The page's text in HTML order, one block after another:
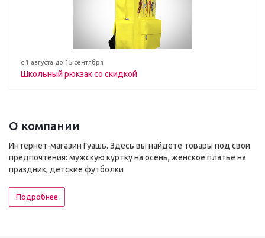
с 1 августа до 15 сентября
Школьный рюкзак со скидкой
О компании
Интернет-магазин Гуашь. Здесь вы найдете товары под свои
предпочтения: мужскую куртку на осень, женское платье на
праздник, детские футболки
Подробнее